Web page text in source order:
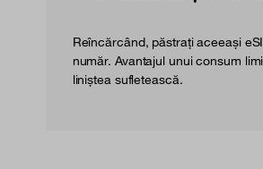
Reîncărcând, păstrați aceeași
număr. Avantajul unui consum
liniștea sufletească.